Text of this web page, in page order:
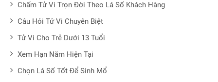
Chấm Tử Vi Trọn Đời Theo Lá Số Khách Hàng
Câu Hỏi Tử Vi Chuyên Biệt
Tử Vi Cho Trẻ Dưới 13 Tuổi
Xem Hạn Năm Hiện Tại
Chọn Lá Số Tốt Để Sinh Mổ